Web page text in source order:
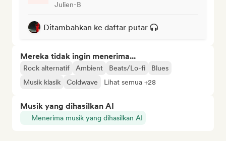
Julien-B
Ditambahkan ke daftar putar
Mereka tidak ingin menerima...
Rock alternatif Ambient Beats/Lo-fi
Blues
Musik klasik
Coldwave Lihat semua +28
Musik yang dihasilkan AI
Menerima musik yang dihasilkan AI